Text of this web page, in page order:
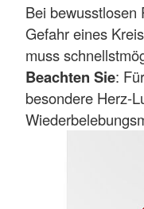
Bei bewusstlosen
Gefahr eines
muss
Beachten Sie:
besondere Herz-